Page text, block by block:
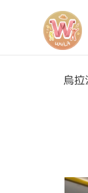
烏拉派
烏